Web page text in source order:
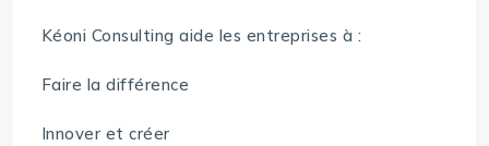
Kéoni Consulting aide les entreprises à :
Faire la différence
Innover et créer